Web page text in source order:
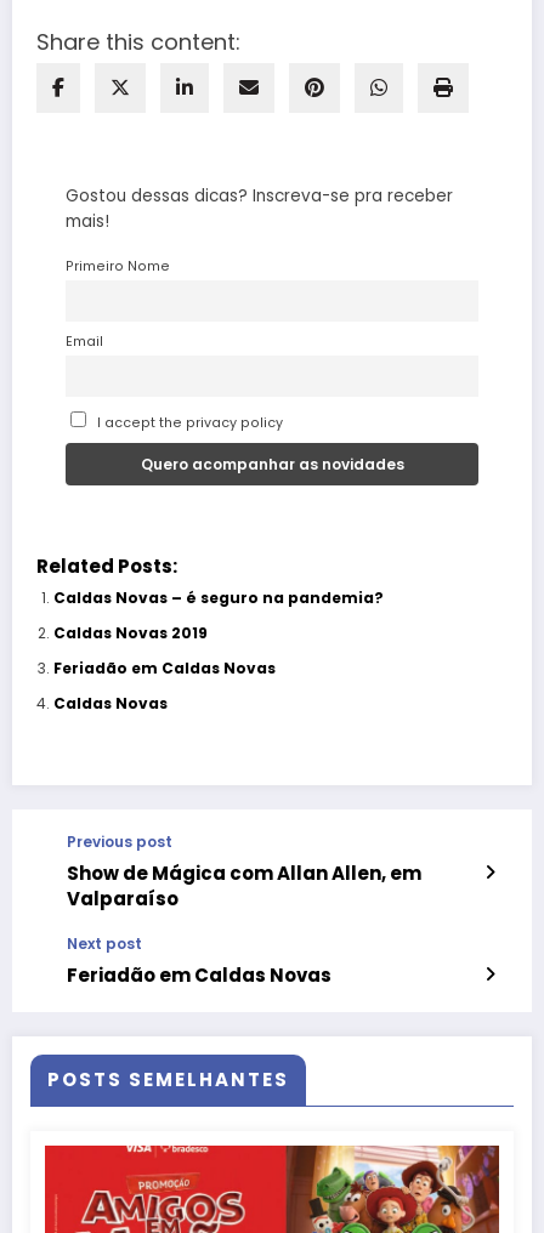
Share this content:
Gostou dessas dicas? Inscreva-se pra receber
mais!
Primeiro Nome
Email
I accept the privacy policy
Related Posts:
Caldas Novas – é seguro na pandemia?
Caldas Novas 2019
Feriadão em Caldas Novas
Caldas Novas
Previous post
Show de Mágica com Allan Allen, em
Valparaíso
Next post
Feriadão em Caldas Novas
POSTS SEMELHANTES